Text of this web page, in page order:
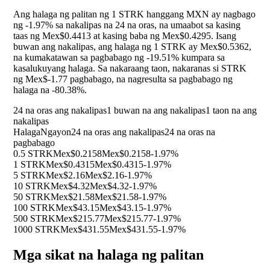
Ang halaga ng palitan ng 1 STRK hanggang MXN ay nagbago
ng -1.97% sa nakalipas na 24 na oras, na umaabot sa kasing
taas ng Mex$0.4413 at kasing baba ng Mex$0.4295. Isang
buwan ang nakalipas, ang halaga ng 1 STRK ay Mex$0.5362,
na kumakatawan sa pagbabago ng -19.51% kumpara sa
kasalukuyang halaga. Sa nakaraang taon, nakaranas si STRK
ng Mex$-1.77 pagbabago, na nagresulta sa pagbabago ng
halaga na -80.38%.
24 na oras ang nakalipas1 buwan na ang nakalipas1 taon na ang
nakalipas
HalagaNgayon24 na oras ang nakalipas24 na oras na
pagbabago
0.5 STRKMex$0.2158Mex$0.2158-1.97%
1 STRKMex$0.4315Mex$0.4315-1.97%
5 STRKMex$2.16Mex$2.16-1.97%
10 STRKMex$4.32Mex$4.32-1.97%
50 STRKMex$21.58Mex$21.58-1.97%
100 STRKMex$43.15Mex$43.15-1.97%
500 STRKMex$215.77Mex$215.77-1.97%
1000 STRKMex$431.55Mex$431.55-1.97%
Mga sikat na halaga ng palitan